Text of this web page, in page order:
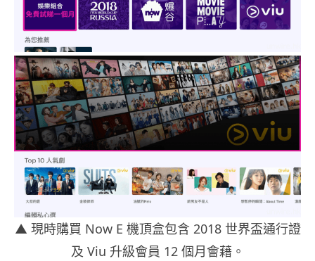
▲ 現時購買 Now E 機頂盒包含 2018 世界盃通行證
及 Viu 升級會員 12 個月會藉。